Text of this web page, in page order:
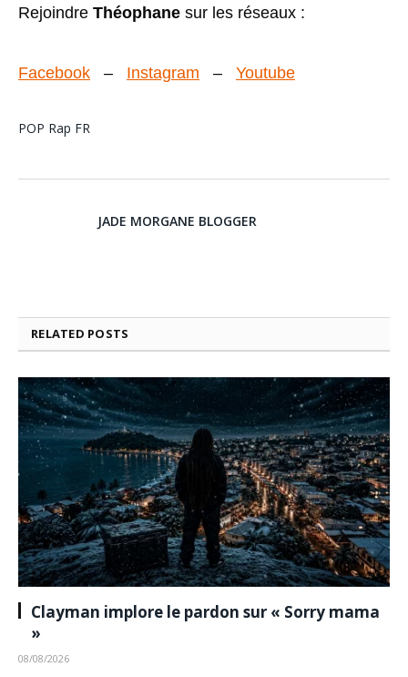
Rejoindre Théophane sur les réseaux :
Facebook – Instagram – Youtube
POP Rap FR
JADE MORGANE BLOGGER
RELATED POSTS
Clayman implore le pardon sur « Sorry mama
»
08/08/2026